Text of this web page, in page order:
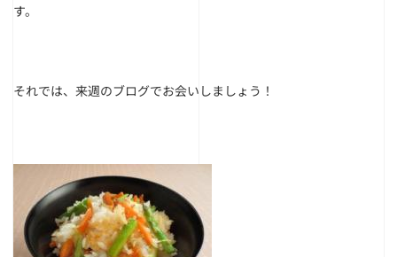
す。
それでは、来週のブログでお会いしましょう！